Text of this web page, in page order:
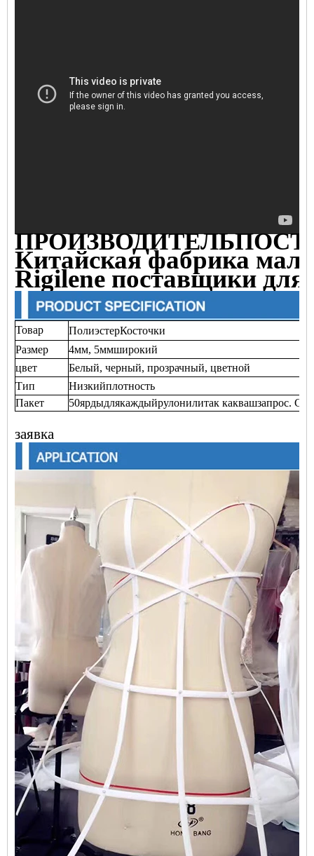
ПРОИЗВОДИТЕЛЬ
Китайская фабрика
Rigilene поставщики для
Товар ПолиэстерКосточки
Размер
4мм, 5ммширокий
цвет
Белый, черный, прозрачный, цветной
Тип
Низкийплотность
Пакет
50ярдыдлякаждыйрулонилитак каквашзапрос.
заявка